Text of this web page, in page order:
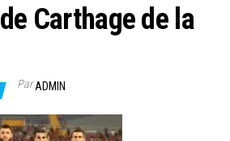
Carthage de la
ParADMIN